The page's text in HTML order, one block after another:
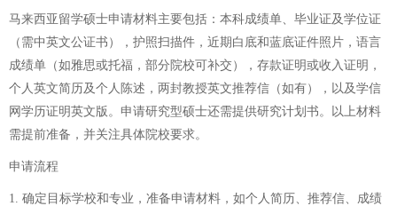
马来西亚留学硕士申请材料主要包括：本科成绩单、毕业证及学位证
（需中英文公证书），护照扫描件，近期白底和蓝底证件照片，语言
成绩单（如雅思或托福，部分院校可补交），存款证明或收入证明，
个人英文简历及个人陈述，两封教授英文推荐信（如有），以及学信
网学历证明英文版。申请研究型硕士还需提供研究计划书。以上材料
需提前准备，并关注具体院校要求。
申请流程
1. 确定目标学校和专业，准备申请材料，如个人简历、推荐信、成绩